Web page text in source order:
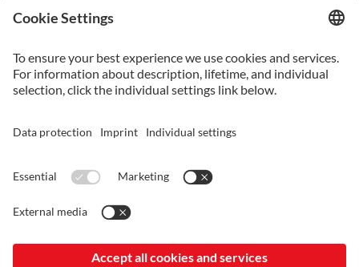
冷作
熱作
機械用鋼
服務
熱處理
表面處理